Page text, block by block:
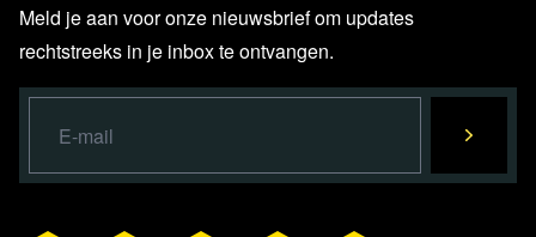
Meld je aan voor onze nieuwsbrief om updates
rechtstreeks in je inbox te ontvangen.